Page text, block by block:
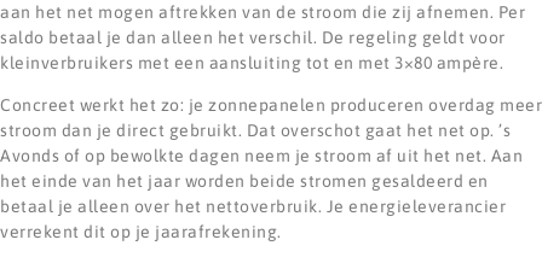
aan het net mogen aftrekken van de stroom die zij afnemen. Per
saldo betaal je dan alleen het verschil. De regeling geldt voor
kleinverbruikers met een aansluiting tot en met 3×80 ampère.
Concreet werkt het zo: je zonnepanelen produceren overdag meer
stroom dan je direct gebruikt. Dat overschot gaat het net op. ’s
Avonds of op bewolkte dagen neem je stroom af uit het net. Aan
het einde van het jaar worden beide stromen gesaldeerd en
betaal je alleen over het nettoverbruik. Je energieleverancier
verrekent dit op je jaarafrekening.